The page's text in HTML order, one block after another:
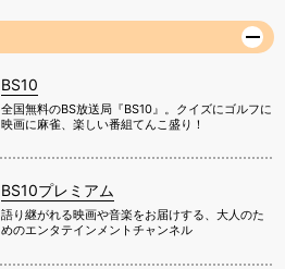
BS10
全国無料のBS放送局『BS10』。クイズにゴルフに
映画に麻雀、楽しい番組てんこ盛り！
BS10プレミアム
語り継がれる映画や音楽をお届けする、大人のた
めのエンタテインメントチャンネル